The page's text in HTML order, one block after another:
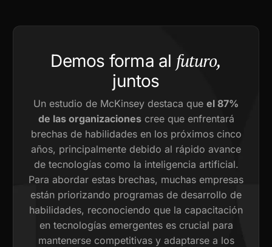
Demos forma al futuro,
juntos
Un estudio de McKinsey destaca que el 87%
de las organizacionescree que enfrentará
brechas de habilidades en los próximos cinco
años, principalmente debido al rápido avance
de tecnologías como la inteligencia artificial.
Para abordar estas brechas, muchas empresas
están priorizando programas de desarrollo de
habilidades, reconociendo que la capacitación
en tecnologías emergentes es crucial para
mantenerse competitivas y adaptarse a los